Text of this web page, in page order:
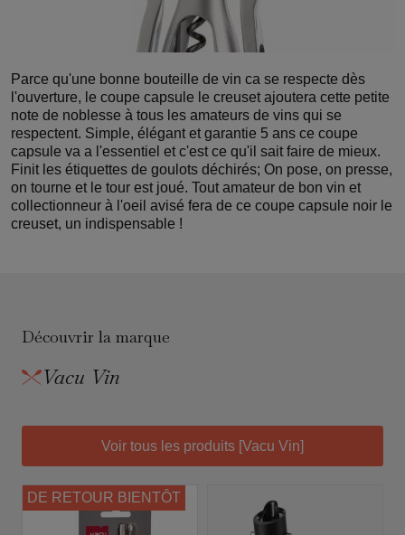
Parce qu'une bonne bouteille de vin ca se respecte dès
l'ouverture, le coupe capsule le creuset ajoutera cette petite
note de noblesse à tous les amateurs de vins qui se
respectent. Simple, élégant et garantie 5 ans ce coupe
capsule va a l'essentiel et c'est ce qu'il sait faire de mieux.
Finit les étiquettes de goulots déchirés; On pose, on presse,
on tourne et le tour est joué. Tout amateur de bon vin et
collectionneur à l'oeil avisé fera de ce coupe capsule noir le
creuset, un indispensable !
Découvrir la marque
Vacu Vin
Voir tous les produits [Vacu Vin]
DE RETOUR BIENTÔT